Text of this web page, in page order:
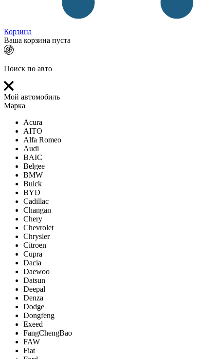
Корзина
Ваша корзина пуста
Поиск по авто
Мой автомобиль
Марка
Acura
AITO
Alfa Romeo
Audi
BAIC
Belgee
BMW
Buick
BYD
Cadillac
Changan
Chery
Chevrolet
Chrysler
Citroen
Cupra
Dacia
Daewoo
Datsun
Deepal
Denza
Dodge
Dongfeng
Exeed
FangChengBao
FAW
Fiat